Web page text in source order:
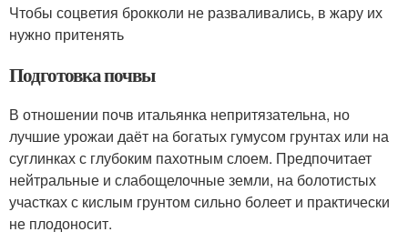
Чтобы соцветия брокколи не разваливались, в жару их
нужно притенять
Подготовка почвы
В отношении почв итальянка непритязательна, но
лучшие урожаи даёт на богатых гумусом грунтах или на
суглинках с глубоким пахотным слоем. Предпочитает
нейтральные и слабощелочные земли, на болотистых
участках с кислым грунтом сильно болеет и практически
не плодоносит.